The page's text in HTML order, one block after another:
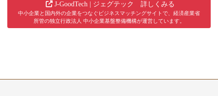
J-GoodTech | ジェグテック 詳しくみる
中小企業と国内外の企業をつなぐビジネスマッチングサイトで、経済産業省
所管の独立行政法人 中小企業基盤整備機構が運営しています。